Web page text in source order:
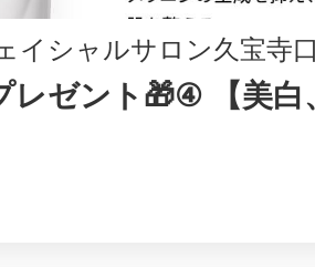
イシャルサロン久宝寺
レゼント🎁④ 【美白